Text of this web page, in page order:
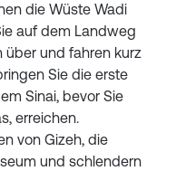
die Wüste Wadi
auf dem Landweg
über und fahren kurz
Sie die erste
Sinai, bevor Sie
erreichen.
von Gizeh, die
und schlendern